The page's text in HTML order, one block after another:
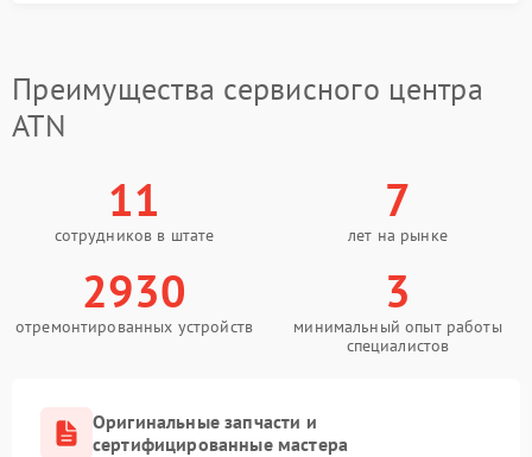
Преимущества сервисного центра
ATN
11
сотрудников в штате
7
лет на рынке
2930
отремонтированных устройств
3
минимальный опыт работы
специалистов
Оригинальные запчасти и
сертифицированные мастера